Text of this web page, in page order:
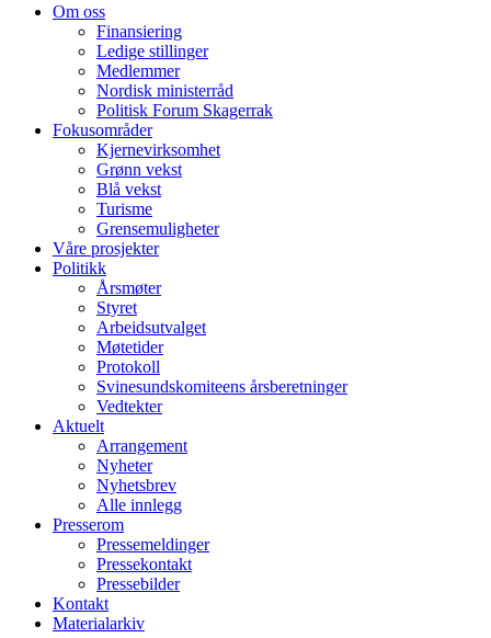
Om oss
Finansiering
Ledige stillinger
Medlemmer
Nordisk ministerråd
Politisk Forum Skagerrak
Fokusområder
Kjernevirksomhet
Grønn vekst
Blå vekst
Turisme
Grensemuligheter
Våre prosjekter
Politikk
Årsmøter
Styret
Arbeidsutvalget
Møtetider
Protokoll
Svinesundskomiteens årsberetninger
Vedtekter
Aktuelt
Arrangement
Nyheter
Nyhetsbrev
Alle innlegg
Presserom
Pressemeldinger
Pressekontakt
Pressebilder
Kontakt
Materialarkiv